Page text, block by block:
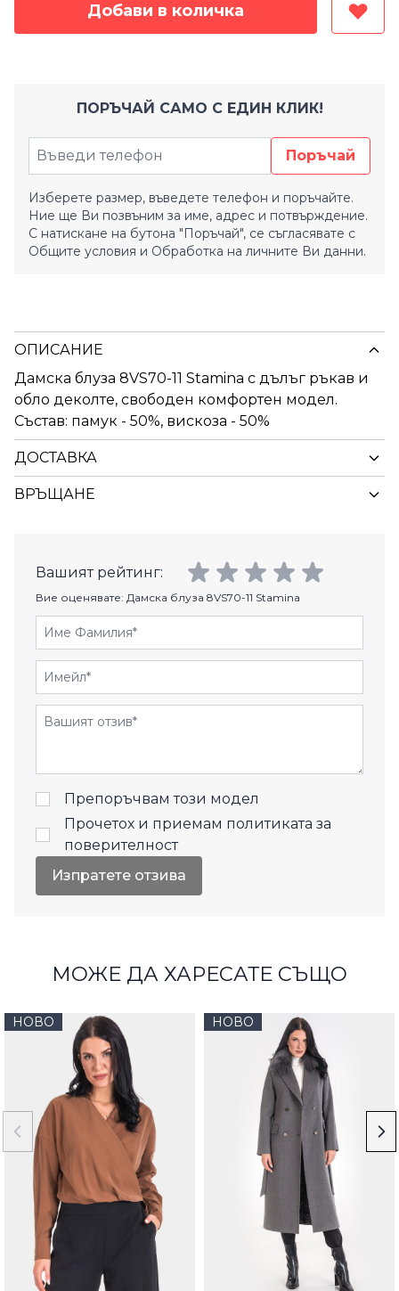
Добави в количка
ПОРЪЧАЙ САМО С ЕДИН КЛИК!
Поръчай
Изберете размер, въведете телефон и поръчайте.
Ние ще Ви позвъним за име, адрес и потвърждение.
С натискане на бутона "Поръчай", се съгласявате с
Общите условия и Обработка на личните Ви данни.
ОПИСАНИЕ
Дамска блуза 8VS70-11 Stamina с дълъг ръкав и
обло деколте, свободен комфортен модел.
Състав: памук - 50%, вискоза - 50%
ДОСТАВКА
ВРЪЩАНЕ
Вашият рейтинг:
Вие оценявате: Дамска блуза 8VS70-11 Stamina
Име Фамилия
Имейл
Отзиви
Препоръчвам този модел
Прочетох и приемам политиката за
поверителност
Изпратете отзива
МОЖЕ ДА ХАРЕСАТЕ СЪЩО
НОВО НОВО